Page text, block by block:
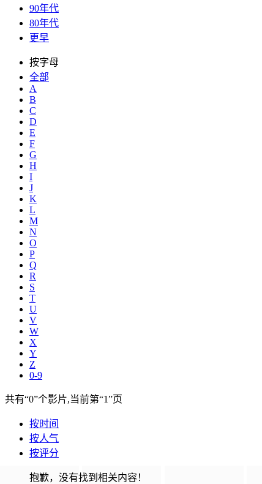
90年代
80年代
更早
按字母
全部
A
B
C
D
E
F
G
H
I
J
K
L
M
N
O
P
Q
R
S
T
U
V
W
X
Y
Z
0-9
共有“0”个影片,当前第“1”页
按时间
按人气
按评分
抱歉，没有找到相关内容！